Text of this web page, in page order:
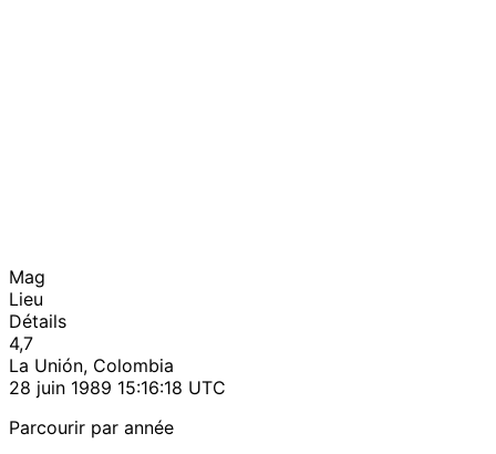
Mag
Lieu
Détails
4,7
La Unión, Colombia
28 juin 1989 15:16:18 UTC
Parcourir par année